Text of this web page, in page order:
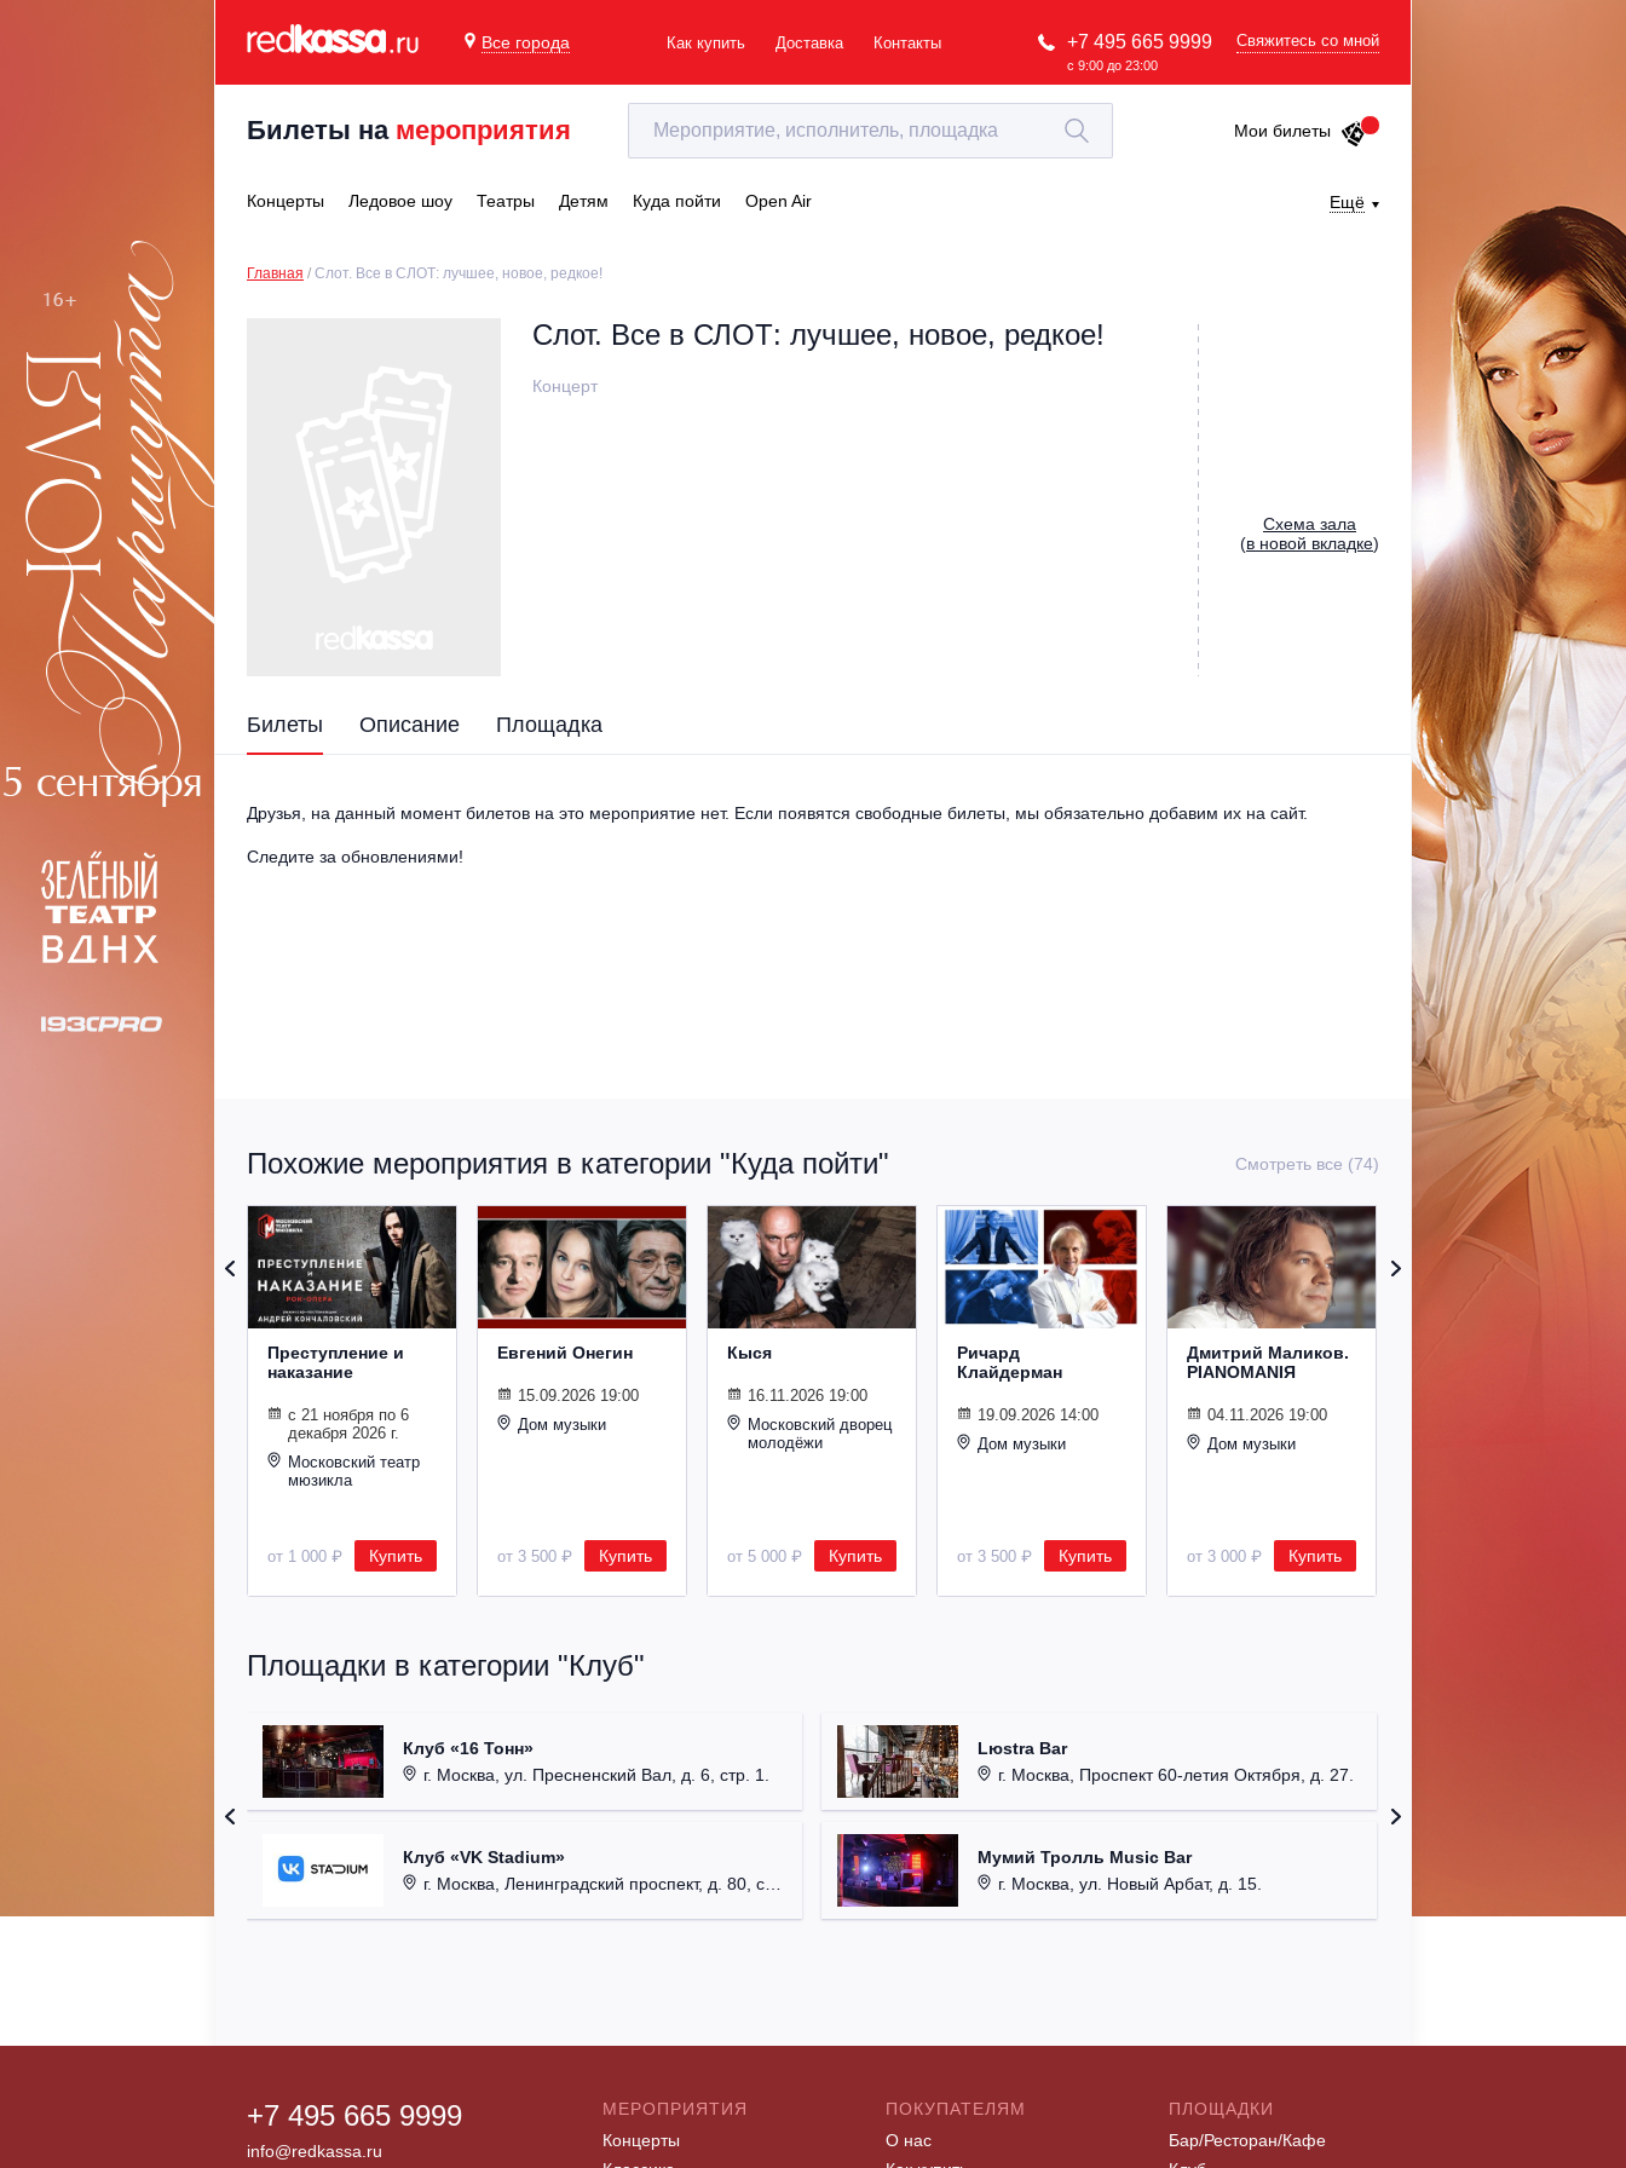
Все города Как купить Доставка Контакты +7 495 665 9999
с 9:00 до 23:00
Свяжитесь со мной
Билеты на мероприятия Мои билеты
Концерты Ледовое шоу Театры Детям Куда пойти Open Air Ещё
Главная Слот. Все в СЛОТ: лучшее, новое, редкое!
Слот. Все в СЛОТ: лучшее, новое, редкое!
Концерт
Cхема зала
(в новой вкладке)
Билеты Описание Площадка
Друзья, на данный момент билетов на это мероприятие нет. Если появятся свободные билеты, мы обязательно добавим их на сайт.
Следите за обновлениями!
Похожие мероприятия в категории "Куда пойти" Смотреть все (74)
Преступление и
наказание
с 21 ноября по 6
декабря 2026 г.
Московский театр
мюзикла
от 1 000 ₽ Купить
Евгений Онегин
15.09.2026 19:00
Дом музыки
от 3 500 ₽ Купить
Кыся
16.11.2026 19:00
Московский дворец
молодёжи
от 5 000 ₽ Купить
Ричард
Клайдерман
19.09.2026 14:00
Дом музыки
от 3 500 ₽ Купить
Дмитрий Маликов.
PIANOMANIЯ
04.11.2026 19:00
Дом музыки
от 3 000 ₽ Купить
Площадки в категории "Клуб"
Клуб «16 Тонн»
г. Москва, ул. Пресненский Вал, д. 6, стр. 1.
Клуб «VK Stadium»
г. Москва, Ленинградский проспект, д. 80, стр. 17.
Lюstra Bar
г. Москва, Проспект 60-летия Октября, д. 27.
Мумий Тролль Music Bar
г. Москва, ул. Новый Арбат, д. 15.
+7 495 665 9999
info@redkassa.ru
МЕРОПРИЯТИЯ
Концерты
ПОКУПАТЕЛЯМ
О нас
ПЛОЩАДКИ
Бар/Ресторан/Кафе